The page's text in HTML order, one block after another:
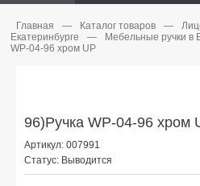
Главная — Каталог товаров —
Екатеринбурге
— Мебельные ручки в
WP-04-96 хром UP
96)Ручка WP-04-96 хром
Артикул: 007991
Статус: Выводится